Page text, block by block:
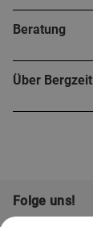
Beratung
Über Bergzeit
Folge uns!